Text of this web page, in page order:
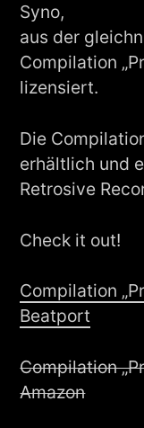
Syno,
aus der
Compilation
lizensiert.
Die
erhältlich und
Retrosive
Check it out!
Compilation
Beatport
Compilation
Amazon